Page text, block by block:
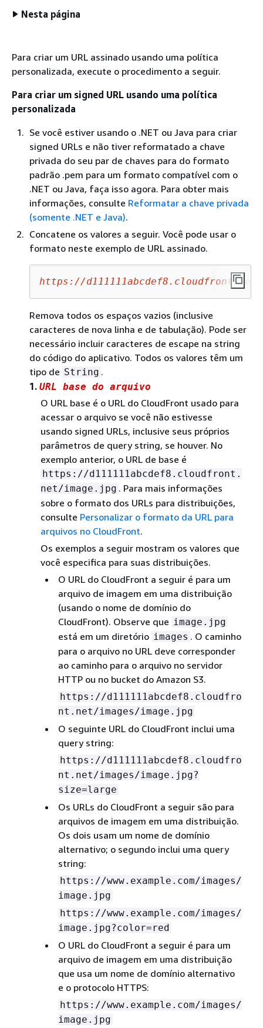
Nesta página
Para criar um URL assinado usando uma política
personalizada, execute o procedimento a seguir.
Para criar um signed URL usando uma política
personalizada
Se você estiver usando o .NET ou Java para criar
signed URLs e não tiver reformatado a chave
privada do seu par de chaves para do formato
padrão .pem para um formato compatível com o
.NET ou Java, faça isso agora. Para obter mais
informações, consulte Reformatar a chave privada
(somente .NET e Java).
Concatene os valores a seguir. Você pode usar o
formato neste exemplo de URL assinado.
https://d111111abcdef8.cloudfront.net/
Remova todos os espaços vazios (inclusive
caracteres de nova linha e de tabulação). Pode ser
necessário incluir caracteres de escape na string
do código do aplicativo. Todos os valores têm um
tipo de String .
1. URL base do arquivo
O URL base é o URL do CloudFront usado para
acessar o arquivo se você não estivesse
usando signed URLs, inclusive seus próprios
parâmetros de query string, se houver. No
exemplo anterior, o URL de base é
https://d111111abcdef8.cloudfront.
net/image.jpg . Para mais informações
sobre o formato dos URLs para distribuições,
consulte Personalizar o formato da URL para
arquivos no CloudFront.
Os exemplos a seguir mostram os valores que
você especifica para suas distribuições.
O URL do CloudFront a seguir é para um
arquivo de imagem em uma distribuição
(usando o nome de domínio do
CloudFront). Observe que image.jpg
está em um diretório images . O caminho
para o arquivo no URL deve corresponder
ao caminho para o arquivo no servidor
HTTP ou no bucket do Amazon S3.
https://d111111abcdef8.cloudfro
nt.net/images/image.jpg
O seguinte URL do CloudFront inclui uma
query string:
https://d111111abcdef8.cloudfro
nt.net/images/image.jpg?
size=large
Os URLs do CloudFront a seguir são para
arquivos de imagem em uma distribuição.
Os dois usam um nome de domínio
alternativo; o segundo inclui uma query
string:
https://www.example.com/images/
image.jpg
https://www.example.com/images/
image.jpg?color=red
O URL do CloudFront a seguir é para um
arquivo de imagem em uma distribuição
que usa um nome de domínio alternativo
e o protocolo HTTPS:
https://www.example.com/images/
image.jpg